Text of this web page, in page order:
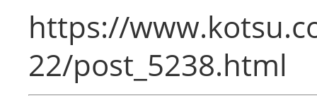
https://
22/post_5238.html